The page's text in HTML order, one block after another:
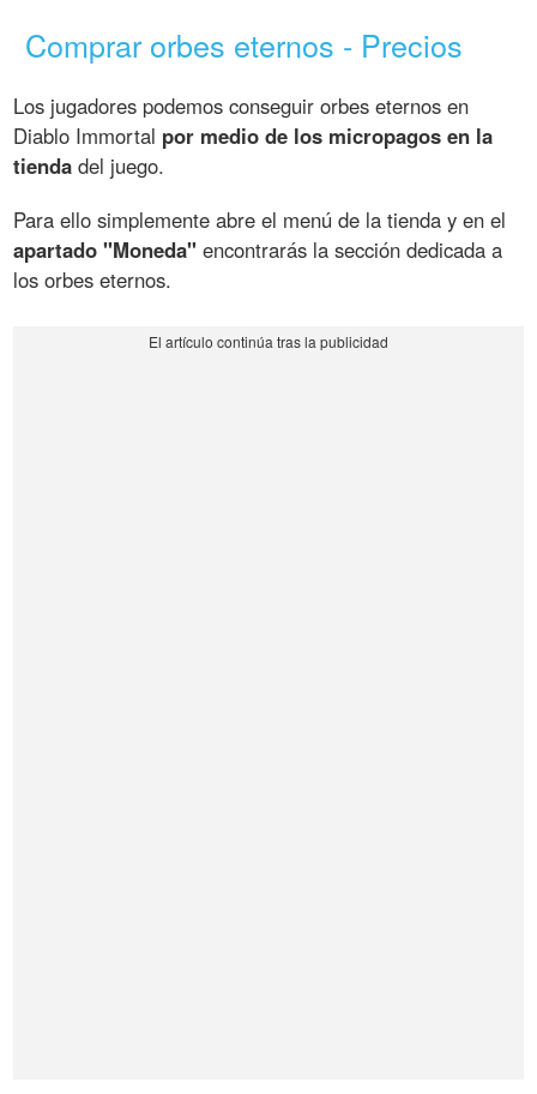
Comprar orbes eternos - Precios
Los jugadores podemos conseguir orbes eternos en
Diablo Immortal por medio de los micropagos en la
tienda del juego.
Para ello simplemente abre el menú de la tienda y en el
apartado "Moneda" encontrarás la sección dedicada a
los orbes eternos.